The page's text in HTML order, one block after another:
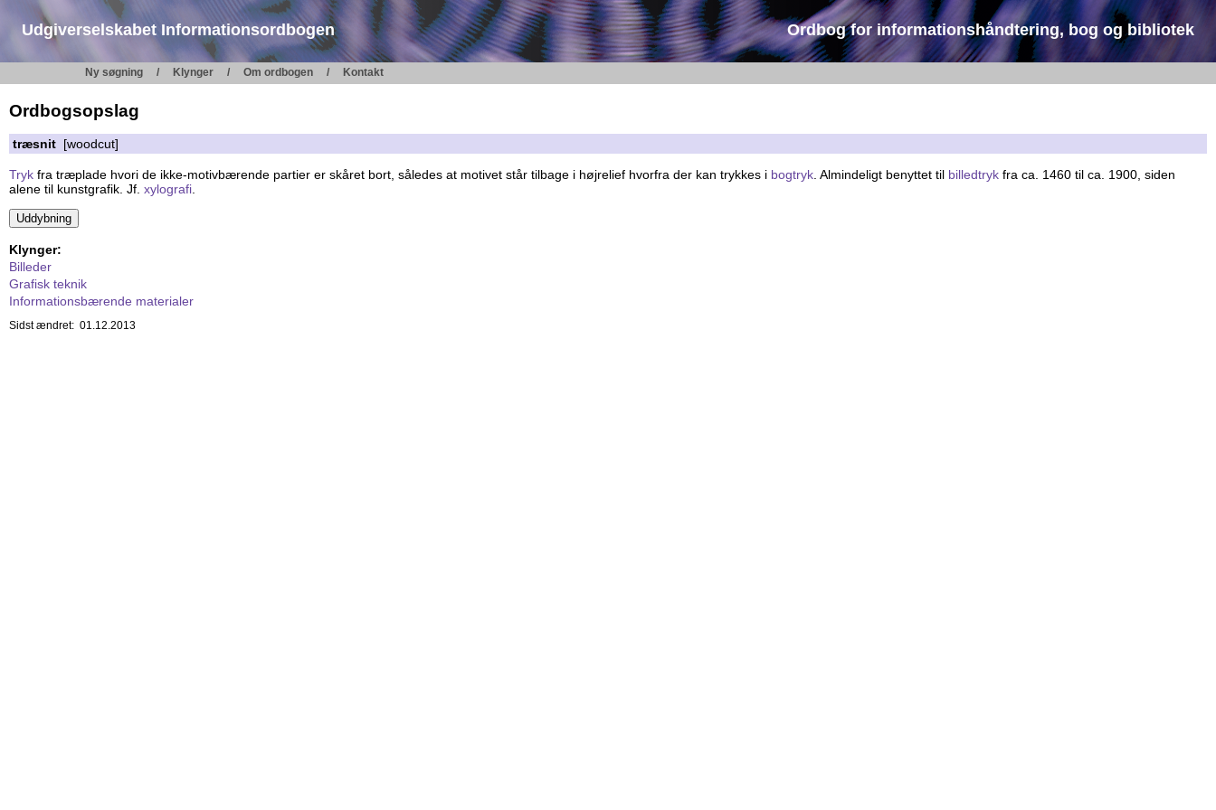
Udgiverselskabet Informationsordbogen Ordbog for informationshåndtering, bog og bibliotek
Ny søgning Klynger Om ordbogen Kontakt
Ordbogsopslag
træsnit [woodcut]
Tryk fra træplade hvori de ikke-motivbærende partier er skåret bort, således at motivet står tilbage i højrelief hvorfra der kan trykkes i bogtryk . Almindeligt benyttet til billedtryk fra ca. 1460 til ca. 1900, siden
alene til kunstgrafik. Jf. xylografi
Klynger:
Billeder
Grafisk teknik
Informationsbærende materialer
Sidst ændret: 01.12.2013